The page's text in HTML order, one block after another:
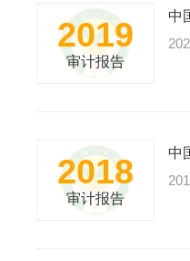
2019
审计报告
中
2018
审计报告
中